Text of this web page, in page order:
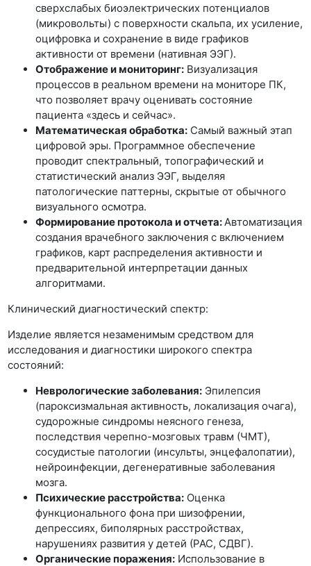
сверхслабых биоэлектрических потенциалов
(микровольты) с поверхности скальпа, их усиление,
оцифровка и сохранение в виде графиков
активности от времени (нативная ЭЭГ).
Отображение и мониторинг: Визуализация
процессов в реальном времени на мониторе ПК,
что позволяет врачу оценивать состояние
пациента «здесь и сейчас».
Математическая обработка: Самый важный этап
цифровой эры. Программное обеспечение
проводит спектральный, топографический и
статистический анализ ЭЭГ, выделяя
патологические паттерны, скрытые от обычного
визуального осмотра.
Формирование протокола и отчета: Автоматизация
создания врачебного заключения с включением
графиков, карт распределения активности и
предварительной интерпретации данных
алгоритмами.
Клинический диагностический спектр:
Изделие является незаменимым средством для
исследования и диагностики широкого спектра
состояний:
Неврологические заболевания: Эпилепсия
(пароксизмальная активность, локализация очага),
судорожные синдромы неясного генеза,
последствия черепно-мозговых травм (ЧМТ),
сосудистые патологии (инсульты, энцефалопатии),
нейроинфекции, дегенеративные заболевания
мозга.
Психические расстройства: Оценка
функционального фона при шизофрении,
депрессиях, биполярных расстройствах,
нарушениях развития у детей (РАС, СДВГ).
Органические поражения: Использование в